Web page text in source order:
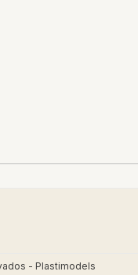
- Plastimodels